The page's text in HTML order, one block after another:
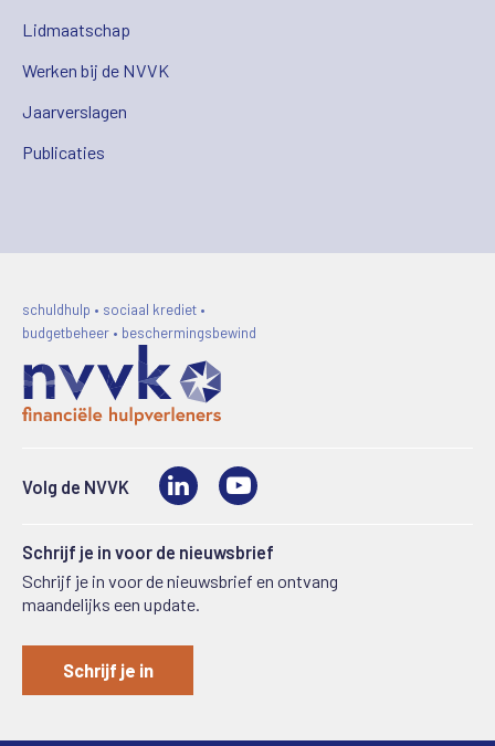
Lidmaatschap
Werken bij de NVVK
Jaarverslagen
Publicaties
schuldhulp • sociaal krediet •
budgetbeheer • beschermingsbewind
Volg de NVVK LinkedIn
Schrijf je in voor de nieuwsbrief
Schrijf je in voor de nieuwsbrief en ontvang
maandelijks een update.
Schrijf je in